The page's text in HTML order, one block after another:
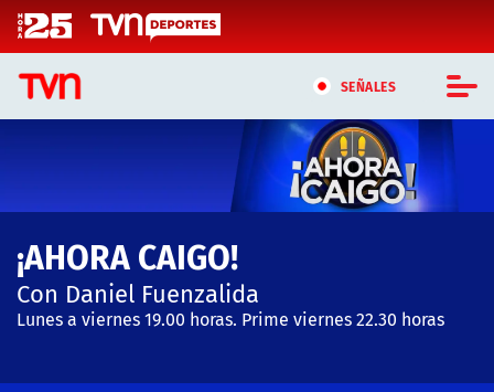
Click acá para ir directamente al contenido
SEÑALES
CASTING MASTERCHEF CHILE
CASTING TVN VERTICAL
TVN VERTICAL
TVN PLAY
¡AHORA CAIGO!
Con Daniel Fuenzalida
Lunes a viernes 19.00 horas. Prime viernes 22.30 horas